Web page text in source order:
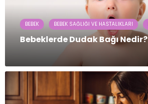
BEBEK BEBEK SAĞLIĞI VE HASTALIKLARI
Bebeklerde Dudak Bağı Nedir?